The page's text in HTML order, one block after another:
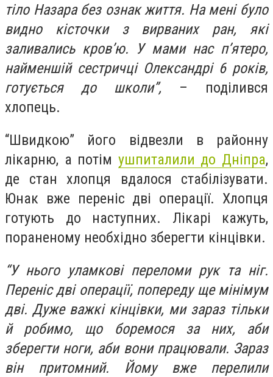
тіло Назара без ознак життя. На мені було
видно кісточки з вирваних ран, які
заливались кров’ю. У мами нас п’ятеро,
найменшій сестричці Олександрі 6 років,
готується до школи”, – поділився
хлопець.
“Швидкою” його відвезли в районну
лікарню, а потім ушпиталили до Дніпра,
де стан хлопця вдалося стабілізувати.
Юнак вже переніс дві операції. Хлопця
готують до наступних. Лікарі кажуть,
пораненому необхідно зберегти кінцівки.
“У нього уламкові переломи рук та ніг.
Переніс дві операції, попереду ще мінімум
дві. Дуже важкі кінцівки, ми зараз тільки
й робимо, що боремося за них, аби
зберегти ноги, аби вони працювали. Зараз
він притомний. Йому вже перелили